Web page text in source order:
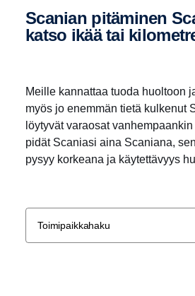
Scanian pitäminen Scaniana ei
katso ikää tai
Meille kannattaa tuoda huoltoon
myös jo enemmän tietä kulkenut
löytyvät varaosat
pidät Scaniasi aina Scaniana,
pysyy korkeana ja käytettävyys
Toimipaikkahaku